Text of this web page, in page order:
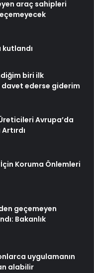
araç sahipleri
kutlandı
biri ilk
ederse giderim
Avrupa’da
Artırdı
Koruma Önlemleri
geçemeyen
Bakanlık
uygulamanın
alabilir